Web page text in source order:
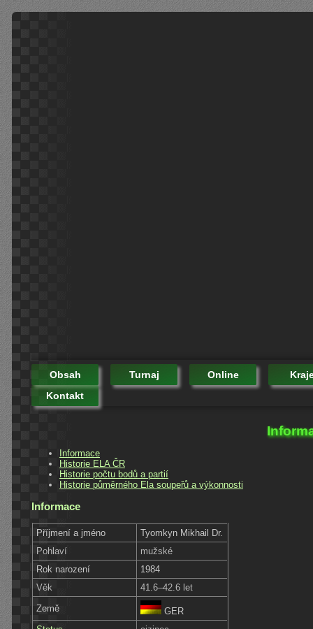
Obsah Turnaj Online
Kontakt
Informace
Historie ELA ČR
Historie počtu bodů a partií
Historie půměrného Ela soupeřů a výkonnosti
Informace
Příjmení a jméno
Tyomkyn Mikhail Dr.
Pohlaví
mužské
Rok narození
1984
Věk
41.6–42.6 let
Země
GER